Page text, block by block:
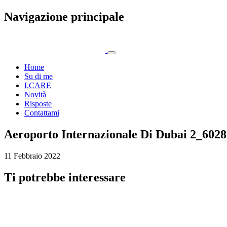
Navigazione principale
Home
Su di me
I.CARE
Novità
Risposte
Contattami
Aeroporto Internazionale Di Dubai
11 Febbraio 2022
Ti potrebbe interessare